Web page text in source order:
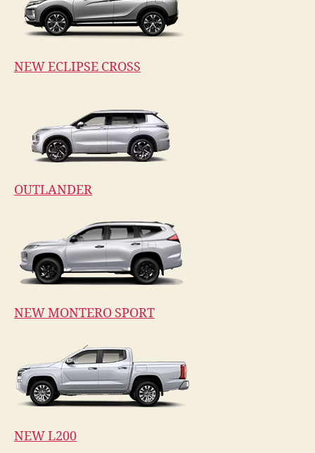
NEW ECLIPSE CROSS
OUTLANDER
NEW MONTERO SPORT
NEW L200